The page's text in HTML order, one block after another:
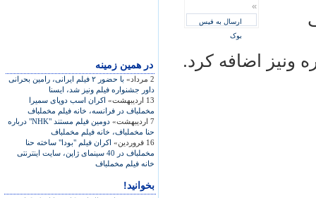
در همين زمينه
2 مرداد»
با حضور ۲ فيلم ايرانی، رامين بحرانی
داور جشنواره فيلم ونيز شد، ايسنا
13 اردیبهشت»
اکران اسب دوپای سمیرا
مخملباف در فرانسه، خانه فیلم مخملباف
7 اردیبهشت»
دومين فيلم مستند "NHK" درباره
حنا مخملباف، خانه فيلم مخملباف
16 فروردین»
اکران فیلم "بودا" ساخته حنا
مخملباف در 40 سینمای ژاپن، سایت اینترنتی
خانه فیلم مخملباف
بخوانید!
»
ارسال به فیس
بوک
ونيز اضافه کرد.